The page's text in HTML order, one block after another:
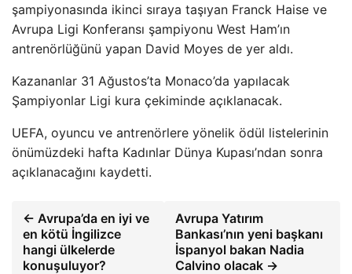
şampiyonasında ikinci sıraya taşıyan Franck Haise ve
Avrupa Ligi Konferansı şampiyonu West Ham’ın
antrenörlüğünü yapan David Moyes de yer aldı.
Kazananlar 31 Ağustos’ta Monaco’da yapılacak
Şampiyonlar Ligi kura çekiminde açıklanacak.
UEFA, oyuncu ve antrenörlere yönelik ödül listelerinin
önümüzdeki hafta Kadınlar Dünya Kupası’ndan sonra
açıklanacağını kaydetti.
← Avrupa’da en iyi ve
en kötü İngilizce
hangi ülkelerde
konuşuluyor?
Avrupa Yatırım
Bankası’nın yeni başkanı
İspanyol bakan Nadia
Calvino olacak →